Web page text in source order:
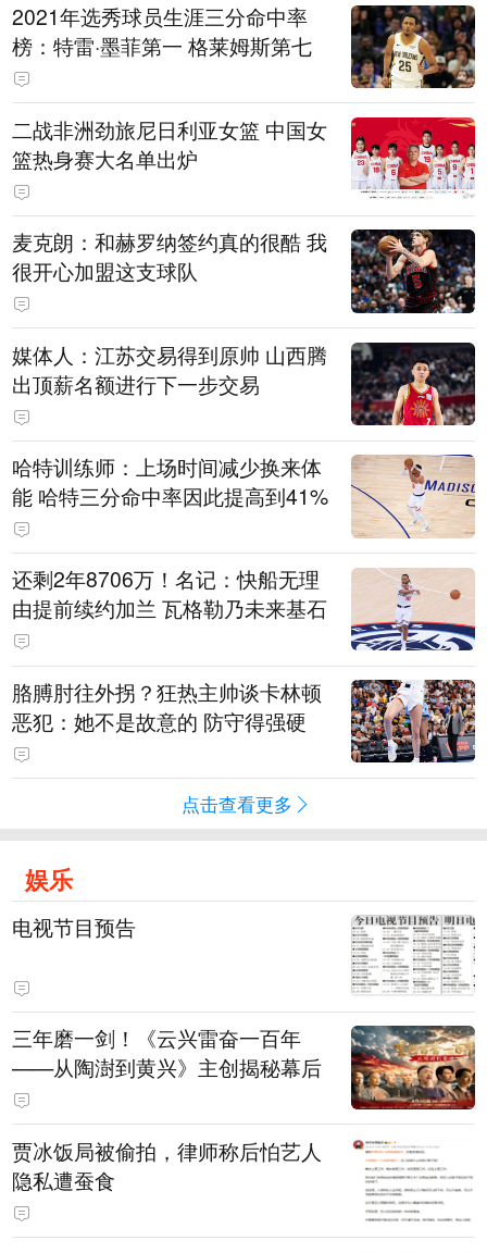
2021年选秀球员生涯三分命中率
榜：特雷·墨菲第一 格莱姆斯第七
二战非洲劲旅尼日利亚女篮 中国女
篮热身赛大名单出炉
麦克朗：和赫罗纳签约真的很酷 我
很开心加盟这支球队
媒体人：江苏交易得到原帅 山西腾
出顶薪名额进行下一步交易
哈特训练师：上场时间减少换来体
能 哈特三分命中率因此提高到41%
还剩2年8706万！名记：快船无理
由提前续约加兰 瓦格勒乃未来基石
胳膊肘往外拐？狂热主帅谈卡林顿
恶犯：她不是故意的 防守得强硬
点击查看更多
娱乐
电视节目预告
三年磨一剑！《云兴雷奋一百年
——从陶澍到黄兴》主创揭秘幕后
贾冰饭局被偷拍，律师称后怕艺人
隐私遭蚕食